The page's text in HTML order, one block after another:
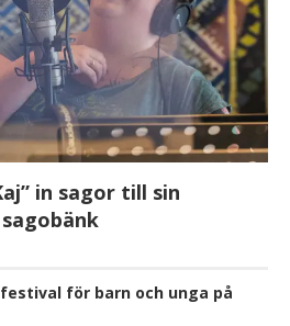
in sagor till sin
för barn och unga på